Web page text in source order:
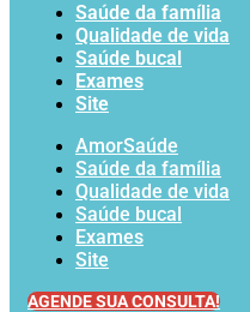
Saúde da família
Qualidade de vida
Saúde bucal
Exames
Site
AmorSaúde
Saúde da família
Qualidade de vida
Saúde bucal
Exames
Site
AGENDE SUA CONSULTA!